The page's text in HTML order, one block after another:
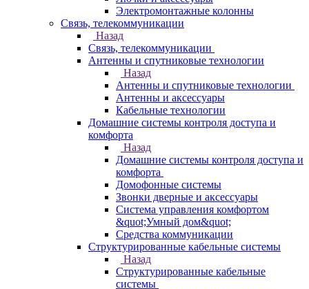
Электромонтажные колонны
Связь, телекоммуникации
Назад
Связь, телекоммуникации
Антенны и спутниковые технологии
Назад
Антенны и спутниковые технологии
Антенны и аксессуары
Кабельные технологии
Домашние системы контроля доступа и
комфорта
Назад
Домашние системы контроля доступа и
комфорта
Домофонные системы
Звонки дверные и аксессуары
Система управления комфортом
&quot;Умный дом&quot;
Средства коммуникации
Структурированные кабельные системы
Назад
Структурированные кабельные
системы